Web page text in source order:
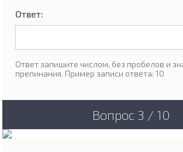
Ответ:
Ответ запишите числом, без пробелов и
препинания. Пример записи ответа: 10
Вопрос 3 / 10